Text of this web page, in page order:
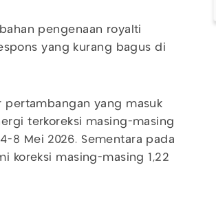
pengenaan royalti
yang kurang bagus di
pertambangan yang masuk
terkoreksi masing-masing
8 Mei 2026. Sementara pada
koreksi masing-masing 1,22